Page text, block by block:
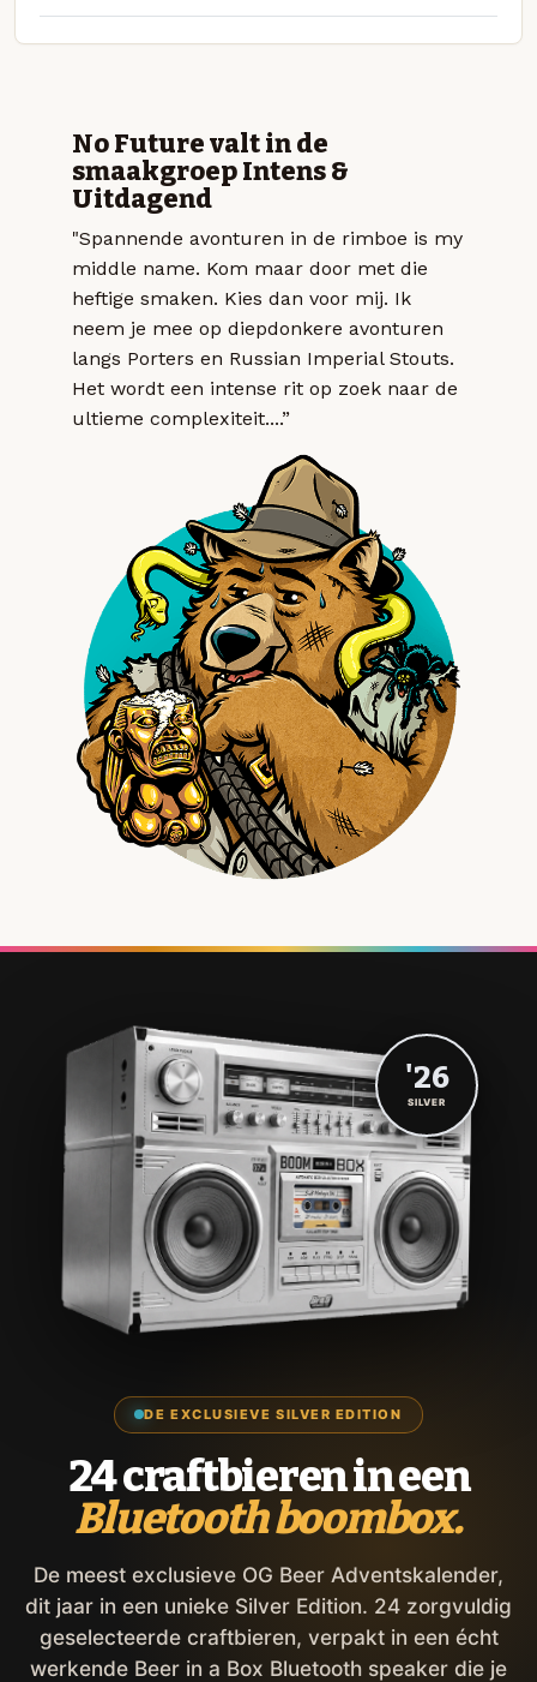
No Future valt in de
smaakgroep Intens &
Uitdagend
"Spannende avonturen in de rimboe is my
middle name. Kom maar door met die
heftige smaken. Kies dan voor mij. Ik
neem je mee op diepdonkere avonturen
langs Porters en Russian Imperial Stouts.
Het wordt een intense rit op zoek naar de
ultieme complexiteit....”
DE EXCLUSIEVE SILVER EDITION
24 craftbieren in een
Bluetooth boombox.
De meest exclusieve OG Beer Adventskalender,
dit jaar in een unieke Silver Edition. 24 zorgvuldig
geselecteerde craftbieren, verpakt in een écht
werkende Beer in a Box Bluetooth speaker die je
'26
SILVER